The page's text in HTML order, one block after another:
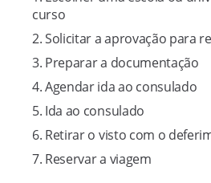
curso
Solicitar a aprovação para
Preparar a documentação
Agendar ida ao consulado
Ida ao consulado
Retirar o visto com o
Reservar a viagem